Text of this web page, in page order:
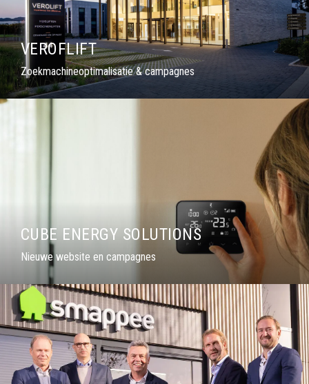
VEROFLIFT
Zoekmachineoptimalisatie & campagnes
CUBE ENERGY SOLUTIONS
Nieuwe website en campagnes